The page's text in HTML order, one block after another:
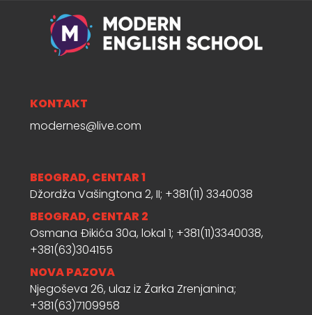
KONTAKT
modernes@live.com
BEOGRAD, CENTAR 1
Džordža Vašingtona 2, II; +381(11) 3340038
BEOGRAD, CENTAR 2
Osmana Đikića 30a, lokal 1; +381(11)3340038,
+381(63)304155
NOVA PAZOVA
Njegoševa 26, ulaz iz Žarka Zrenjanina;
+381(63)7109958